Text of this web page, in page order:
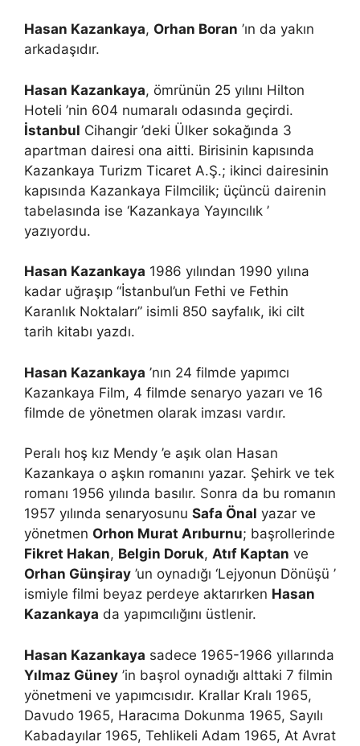
Hasan Kazankaya, Orhan Boran ’ın da yakın
arkadaşıdır.
Hasan Kazankaya, ömrünün 25 yılını Hilton
Hoteli ’nin 604 numaralı odasında geçirdi.
İstanbul Cihangir ’deki Ülker sokağında 3
apartman dairesi ona aitti. Birisinin kapısında
Kazankaya Turizm Ticaret A.Ş.; ikinci dairesinin
kapısında Kazankaya Filmcilik; üçüncü dairenin
tabelasında ise ‘Kazankaya Yayıncılık ’
yazıyordu.
Hasan Kazankaya 1986 yılından 1990 yılına
kadar uğraşıp “İstanbul’un Fethi ve Fethin
Karanlık Noktaları” isimli 850 sayfalık, iki cilt
tarih kitabı yazdı.
Hasan Kazankaya ’nın 24 filmde yapımcı
Kazankaya Film, 4 filmde senaryo yazarı ve 16
filmde de yönetmen olarak imzası vardır.
Peralı hoş kız Mendy ’e aşık olan Hasan
Kazankaya o aşkın romanını yazar. Şehirk ve tek
romanı 1956 yılında basılır. Sonra da bu romanın
1957 yılında senaryosunu Safa Önal yazar ve
yönetmen Orhon Murat Arıburnu; başrollerinde
Fikret Hakan, Belgin Doruk, Atıf Kaptan ve
Orhan Günşiray ’un oynadığı ‘Lejyonun Dönüşü ’
ismiyle filmi beyaz perdeye aktarırken Hasan
Kazankaya da yapımcılığını üstlenir.
Hasan Kazankaya sadece 1965-1966 yıllarında
Yılmaz Güney ’in başrol oynadığı alttaki 7 filmin
yönetmeni ve yapımcısıdır. Krallar Kralı 1965,
Davudo 1965, Haracıma Dokunma 1965, Sayılı
Kabadayılar 1965, Tehlikeli Adam 1965, At Avrat